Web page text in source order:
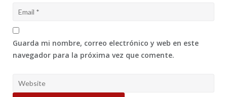
Guarda mi nombre, correo electrónico y web en este
navegador para la próxima vez que comente.